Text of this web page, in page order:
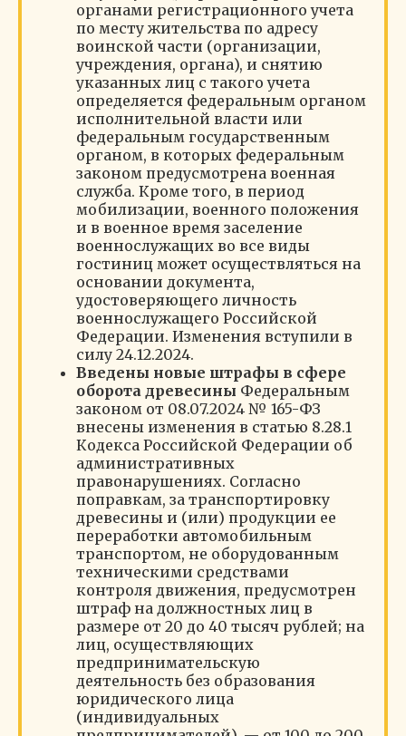
органами регистрационного учета
по месту жительства по адресу
воинской части (организации,
учреждения, органа), и снятию
указанных лиц с такого учета
определяется федеральным органом
исполнительной власти или
федеральным государственным
органом, в которых федеральным
законом предусмотрена военная
служба. Кроме того, в период
мобилизации, военного положения
и в военное время заселение
военнослужащих во все виды
гостиниц может осуществляться на
основании документа,
удостоверяющего личность
военнослужащего Российской
Федерации. Изменения вступили в
силу 24.12.2024.
Введены новые штрафы в сфере
оборота древесины Федеральным
законом от 08.07.2024 № 165-ФЗ
внесены изменения в статью 8.28.1
Кодекса Российской Федерации об
административных
правонарушениях. Согласно
поправкам, за транспортировку
древесины и (или) продукции ее
переработки автомобильным
транспортом, не оборудованным
техническими средствами
контроля движения, предусмотрен
штраф на должностных лиц в
размере от 20 до 40 тысяч рублей; на
лиц, осуществляющих
предпринимательскую
деятельность без образования
юридического лица
(индивидуальных